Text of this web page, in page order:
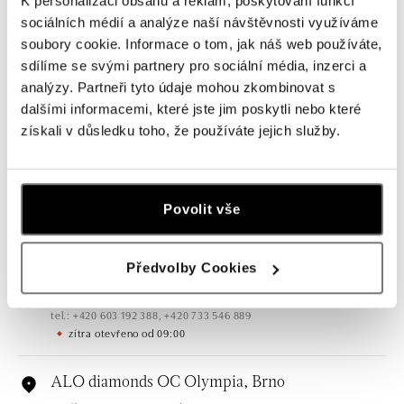
sociálních médií a analýze naší návštěvnosti využíváme
soubory cookie. Informace o tom, jak náš web používáte,
sdílíme se svými partnery pro sociální média, inzerci a
analýzy. Partneři tyto údaje mohou zkombinovat s
dalšími informacemi, které jste jim poskytli nebo které
získali v důsledku toho, že používáte jejich služby.
Povolit vše
Předvolby Cookies
Všechny Česko Slovensko
ALO diamonds OC Forum Nová Karolina,
Jantarová 3344/4, 702 00 Ostrava-Moravská Ostrava
tel.: +420 603 166 013, +420 603 565 187
ALO diamonds OC Nový Smíchov, Praha 5
Plzeňská 8, 150 00 Praha 5 - Smíchov
tel.: +420 603 192 388, +420 733 546 889
zítra otevřeno od 09:00
ALO diamonds OC Olympia, Brno